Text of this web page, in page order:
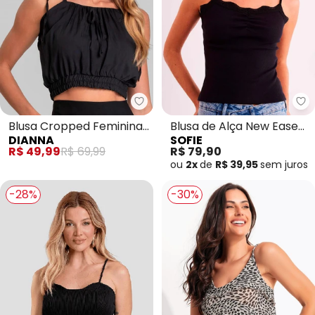
Dianna - Blusa Cropped
Blusa Cropped Feminina
de Alça em Viscose
(Preto)
DIANNA
R$ 49,99R$ 69,99
Blusa de Alça New Ease
em Ribana (Preto)
SOFIE
R$ 79,90
ou 2xde R$ 39,95sem juros
-28% -30%